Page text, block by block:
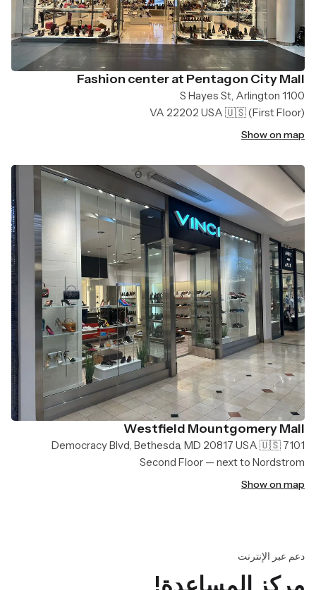
Fashion center at Pentagon City Mall
1100 S Hayes St, Arlington
VA 22202 USA 🇺🇸(First Floor)
Show on map
Westfield Mountgomery Mall
7101 Democracy Blvd, Bethesda, MD 20817 USA 🇺🇸
Second Floor — next to Nordstrom
Show on map
دعم عبر الإنترنت